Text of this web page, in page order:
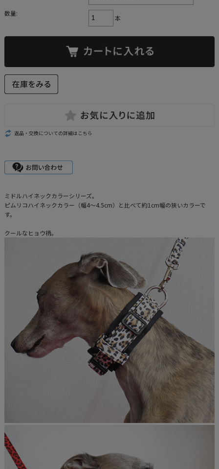
数量:
本
返品・交換についての詳細はこちら
ミドルハイネックカラーシリーズ。
ピムリコハイネックカラー（幅4～4.5cm）と比べて約1cm幅の狭いカラーで
す。
クールなヒョウ柄。